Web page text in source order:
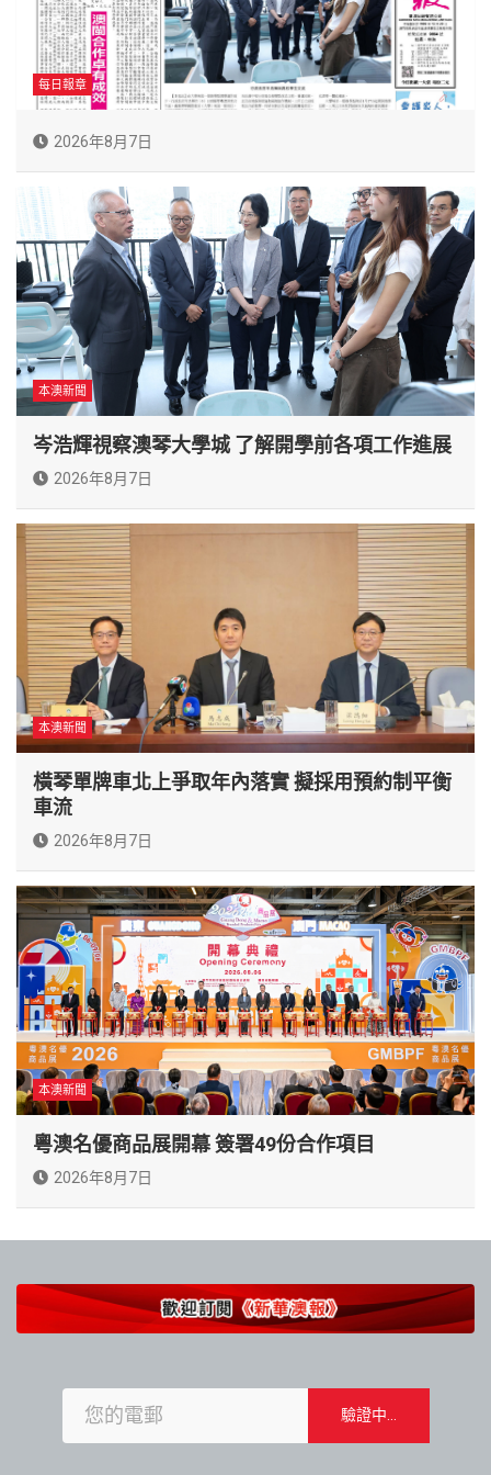
每日報章
2026年8月7日
本澳新聞
岑浩輝視察澳琴大學城 了解開學前各項工作進展
2026年8月7日
本澳新聞
橫琴單牌車北上爭取年內落實 擬採用預約制平衡
車流
2026年8月7日
本澳新聞
粵澳名優商品展開幕 簽署49份合作項目
2026年8月7日